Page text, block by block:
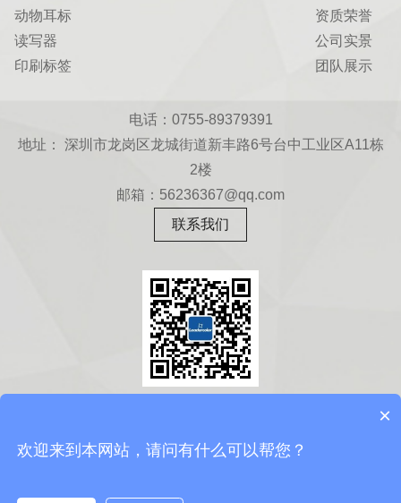
动物耳标
读写器
印刷标签
资质荣誉
公司实景
团队展示
电话：0755-89379391
地址： 深圳市龙岗区龙城街道新丰路6号台中工业区A11栋
2楼
邮箱：56236367@qq.com
联系我们
×
欢迎来到本网站，请问有什么可以帮您？